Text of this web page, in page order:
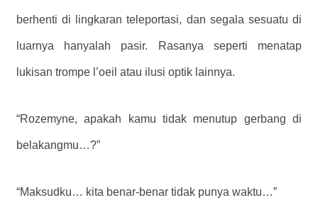
berhenti di lingkaran teleportasi, dan segala sesuatu di
luarnya hanyalah pasir. Rasanya seperti menatap
lukisan trompe l’oeil atau ilusi optik lainnya.
“Rozemyne, apakah kamu tidak menutup gerbang di
belakangmu…?”
“Maksudku… kita benar-benar tidak punya waktu…”